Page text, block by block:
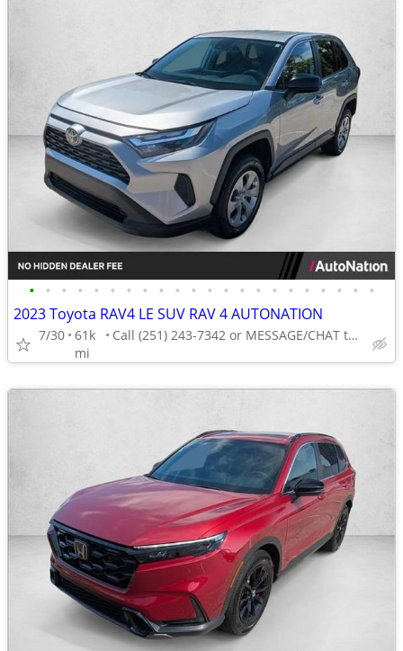
• • • • • • • • • • • • • • • • • • • • • •
2023 Toyota RAV4 LE SUV RAV 4 AUTONATION
7/30 61k
mi
Call (251) 243-7342 or MESSAGE/CHAT to confirm availability